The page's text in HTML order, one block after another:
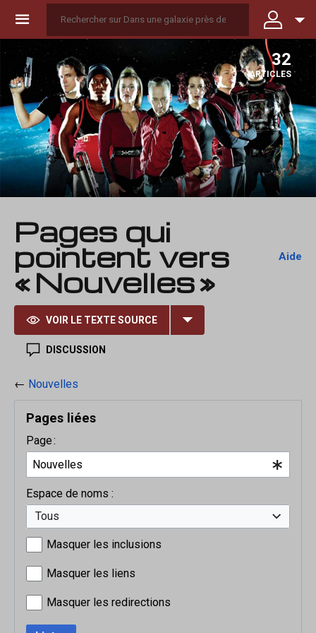
☰
32
ARTICLES
Pages qui
pointent vers
« Nouvelles »
Aide
VOIR LE TEXTE SOURCE
DISCUSSION
← Nouvelles
Pages liées
Page :
Espace de noms :
Tous
Masquer les inclusions
Masquer les liens
Masquer les redirections